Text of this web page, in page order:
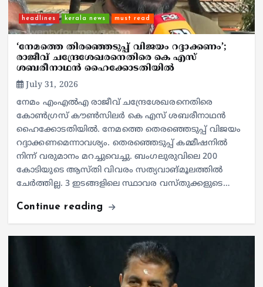
headlines kerala news must read
‘നേമത്തെ തിരഞ്ഞെടുപ്പ് വിജയം റദ്ദാക്കണം’;
രാജീവ് ചന്ദ്രേശേഖരനെതിരെ കെ എസ്
ശബരീനാഥൻ ഹൈക്കോടതിയിൽ
July 31, 2026
നേമം എംഎൽഎ രാജീവ് ചന്ദ്രേശേഖരനെതിരെ
കോൺഗ്രസ് കൗൺസിലർ കെ എസ് ശബരീനാഥൻ
ഹൈക്കോടതിയിൽ. നേമത്തെ തെരഞ്ഞെടുപ്പ് വിജയം
റദ്ദാക്കണമെന്നാവശ്യം. തെരഞ്ഞെടുപ്പ് കമ്മീഷനിൽ
നിന്ന് വരുമാനം മറച്ചുവെച്ചു. ബംഗലുരുവിലെ 200
കോടിയുടെ ആസ്തി വിവരം സത്യവാങ്മൂലത്തിൽ
ചേർത്തില്ല. 3 ഇടങ്ങളിലെ സ്ഥാവര വസ്തുക്കളുടെ…
Continue reading